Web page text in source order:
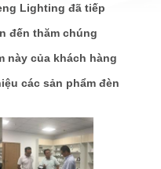
Lighting đã tiếp
đến thăm chúng
này của khách hàng
các sản phẩm đèn